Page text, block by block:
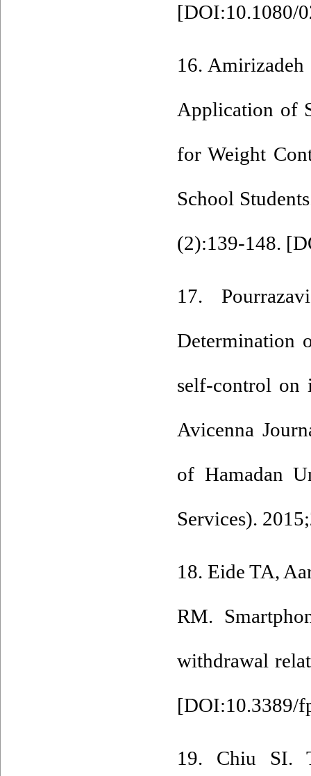
[DOI:10.1080/
16. Amirizadeh
Application of
for Weight
School
(2):139-148. [
17.
Determination
self-control on
Avicenna
of Hamadan
Services).
18. Eide TA,
RM.
withdrawal
[DOI:10.3389/
19. Chiu SI.